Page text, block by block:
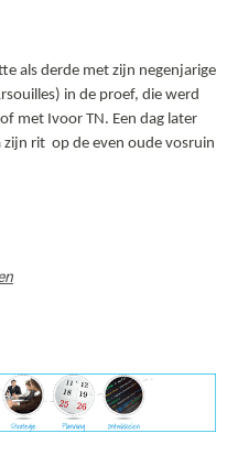
als derde met zijn negenjarige
in de proef, die werd
met Ivoor TN. Een dag later
rit op de even oude vosruin